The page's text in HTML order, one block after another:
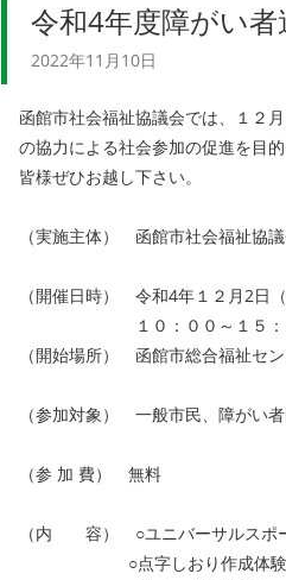
令和4年度障がい
2022年11月10日
函館市社会福祉協議会では、１２
の協力による社会参加の促進を目
皆様ぜひお越し下さい。
（実施主体） 函館市社会福祉協
（開催日時） 令和4年１２月2日
１０：００～１５：
（開始場所） 函館市総合福祉セ
（参加対象） 一般市民、障がい
（参 加 費） 無料
（内 容） ○ユニバーサルスポー
○点字しおり作成体験